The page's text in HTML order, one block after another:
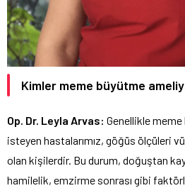
Kimler meme büyütme
Op. Dr. Leyla Arvas: Genellikle
isteyen hastalarımız, göğüs ölçüleri
olan kişilerdir. Bu durum, doğuştan
hamilelik, emzirme sonrası gibi